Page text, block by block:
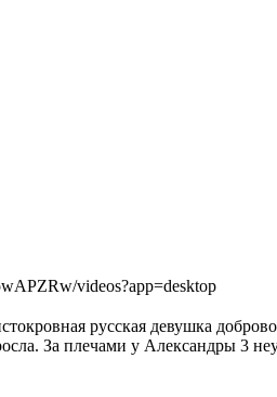
videos?app=desktop
русская девушка
За плечами у Александры 3